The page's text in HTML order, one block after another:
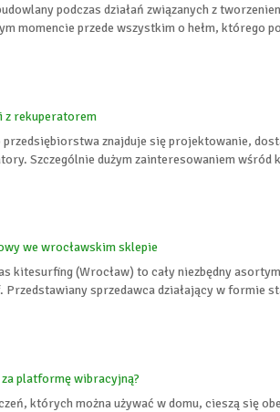
podczas działań związanych z
momencie przede wszystkim o hełm, którego
z rekuperatorem
znajduje się projektowanie,
Szczególnie dużym zainteresowaniem
we wrocławskim sklepie
kitesurfing (Wrocław) to cały niezbędny
Przedstawiany sprzedawca działający w formie
za platformę wibracyjną?
których można używać w domu, cieszą się